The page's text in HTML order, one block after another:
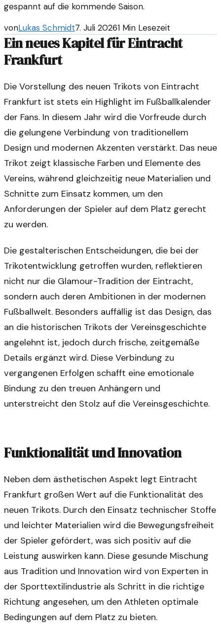
gespannt auf die kommende Saison.
vonLukas Schmidt7. Juli 20261 Min Lesezeit
Ein neues Kapitel für Eintracht
Frankfurt
Die Vorstellung des neuen Trikots von Eintracht
Frankfurt ist stets ein Highlight im Fußballkalender
der Fans. In diesem Jahr wird die Vorfreude durch
die gelungene Verbindung von traditionellem
Design und modernen Akzenten verstärkt. Das neue
Trikot zeigt klassische Farben und Elemente des
Vereins, während gleichzeitig neue Materialien und
Schnitte zum Einsatz kommen, um den
Anforderungen der Spieler auf dem Platz gerecht
zu werden.
Die gestalterischen Entscheidungen, die bei der
Trikotentwicklung getroffen wurden, reflektieren
nicht nur die Glamour-Tradition der Eintracht,
sondern auch deren Ambitionen in der modernen
Fußballwelt. Besonders auffällig ist das Design, das
an die historischen Trikots der Vereinsgeschichte
angelehnt ist, jedoch durch frische, zeitgemäße
Details ergänzt wird. Diese Verbindung zu
vergangenen Erfolgen schafft eine emotionale
Bindung zu den treuen Anhängern und
unterstreicht den Stolz auf die Vereinsgeschichte.
Funktionalität und Innovation
Neben dem ästhetischen Aspekt legt Eintracht
Frankfurt großen Wert auf die Funktionalität des
neuen Trikots. Durch den Einsatz technischer Stoffe
und leichter Materialien wird die Bewegungsfreiheit
der Spieler gefördert, was sich positiv auf die
Leistung auswirken kann. Diese gesunde Mischung
aus Tradition und Innovation wird von Experten in
der Sporttextilindustrie als Schritt in die richtige
Richtung angesehen, um den Athleten optimale
Bedingungen auf dem Platz zu bieten.